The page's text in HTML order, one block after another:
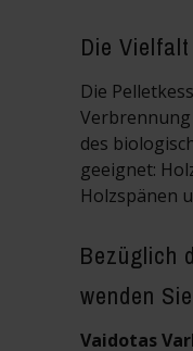
Die
Die
des
geeignet:
Holzspänen
Bezüglich
wenden
Vaidotas